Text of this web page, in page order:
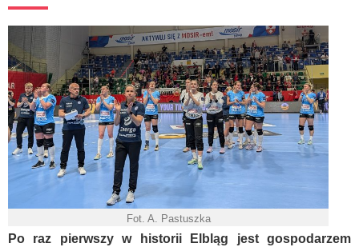
Fot. A. Pastuszka
Po raz pierwszy w historii Elbląg jest gospodarzem